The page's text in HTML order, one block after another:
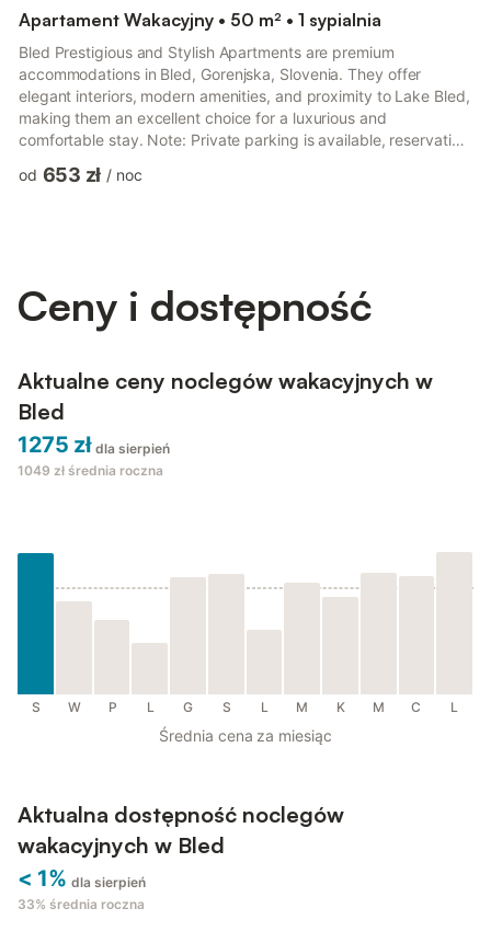
Apartament Wakacyjny • 50 m² • 1 sypialnia
Bled Prestigious and Stylish Apartments are premium
accommodations in Bled, Gorenjska, Slovenia. They offer
elegant interiors, modern amenities, and proximity to Lake Bled,
making them an excellent choice for a luxurious and
comfortable stay. Note: Private parking is available, reservation
are allowed with notice. Baby cot is available on request. This
od 653 zł / noc
Ceny i dostępność
Aktualne ceny noclegów wakacyjnych w
Bled
1275 zł dla sierpień
1049 zł średnia roczna
S W P L G S L M K M C L
Średnia cena za miesiąc
Aktualna dostępność noclegów
wakacyjnych w Bled
< 1% dla sierpień
33% średnia roczna